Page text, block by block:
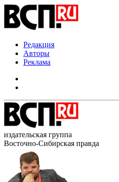
Редакция
Авторы
Реклама
издательская группа
Восточно-Сибирская правда